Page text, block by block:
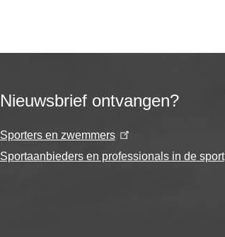
Nieuwsbrief ontvangen?
Sporters en zwemmers
Sportaanbieders en professionals in de sport